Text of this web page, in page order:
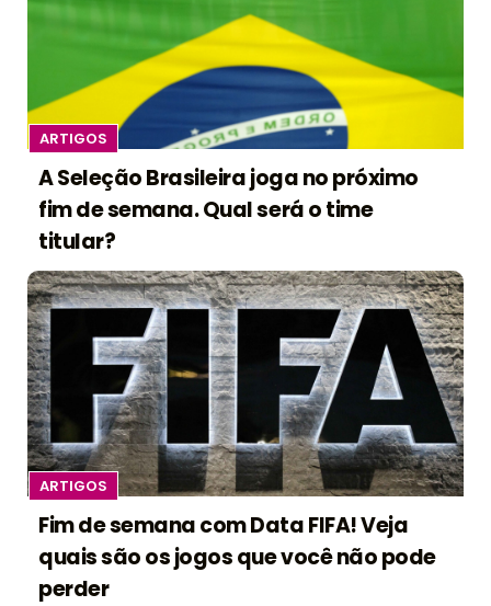
ARTIGOS
A Seleção Brasileira joga no próximo
fim de semana. Qual será o time
titular?
ARTIGOS
Fim de semana com Data FIFA! Veja
quais são os jogos que você não pode
perder